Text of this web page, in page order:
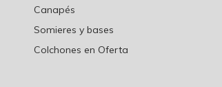
Canapés
Somieres y bases
Colchones en Oferta